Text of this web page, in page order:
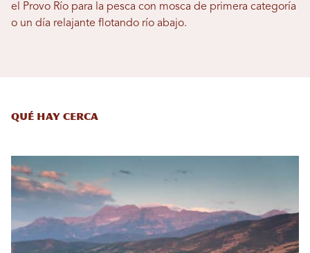
el Provo Río para la pesca con mosca de primera categoría
o un día relajante flotando río abajo.
Qué hay cerca